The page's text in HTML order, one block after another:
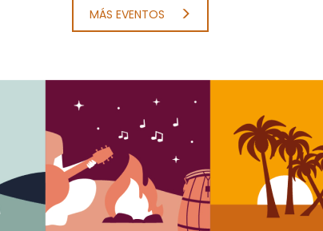
MÁS EVENTOS